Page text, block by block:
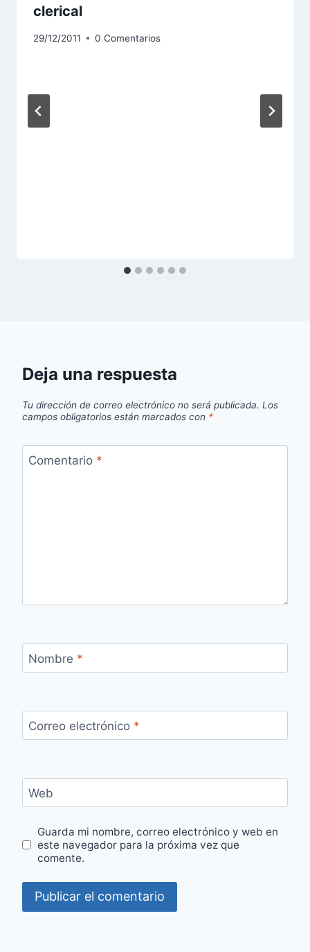
clerical
29/12/2011 0 Comentarios
Deja una respuesta
Tu dirección de correo electrónico no será publicada. Los
campos obligatorios están marcados con *
Comentario *
Nombre *
Correo electrónico *
Web
Guarda mi nombre, correo electrónico y web en
este navegador para la próxima vez que
comente.